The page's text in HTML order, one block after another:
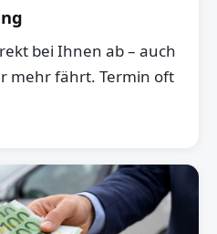
bei Ihnen ab – auch
mehr fährt. Termin oft